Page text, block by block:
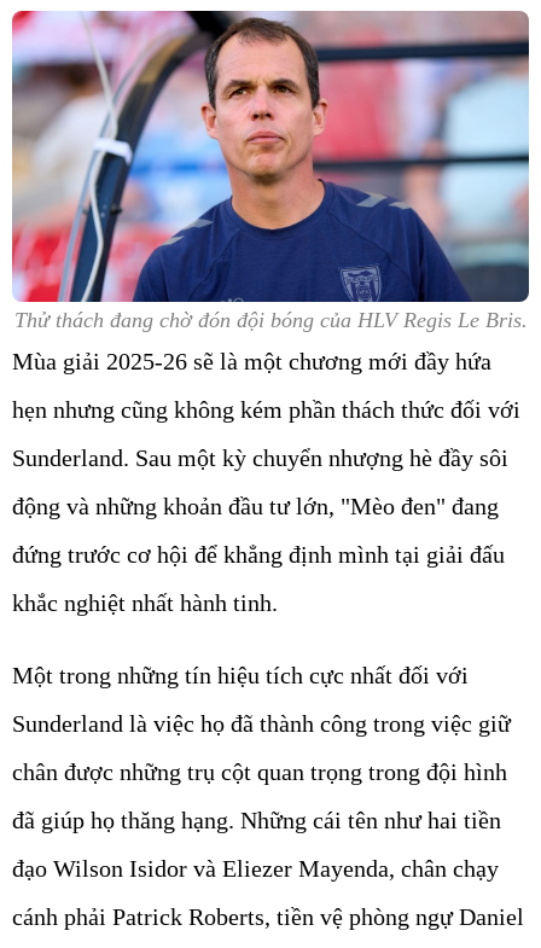
Thử thách đang chờ đón đội bóng của HLV Regis Le Bris.
Mùa giải 2025-26 sẽ là một chương mới đầy hứa
hẹn nhưng cũng không kém phần thách thức đối với
Sunderland. Sau một kỳ chuyển nhượng hè đầy sôi
động và những khoản đầu tư lớn, "Mèo đen" đang
đứng trước cơ hội để khẳng định mình tại giải đấu
khắc nghiệt nhất hành tinh.
Một trong những tín hiệu tích cực nhất đối với
Sunderland là việc họ đã thành công trong việc giữ
chân được những trụ cột quan trọng trong đội hình
đã giúp họ thăng hạng. Những cái tên như hai tiền
đạo Wilson Isidor và Eliezer Mayenda, chân chạy
cánh phải Patrick Roberts, tiền vệ phòng ngựDaniel